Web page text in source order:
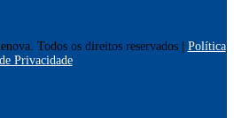
Todos os direitos reservados | Política
de Privacidade